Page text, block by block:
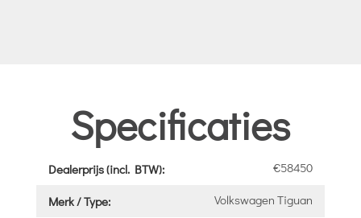
Specificaties
Dealerprijs (incl. BTW): €58450
Merk / Type: Volkswagen Tiguan